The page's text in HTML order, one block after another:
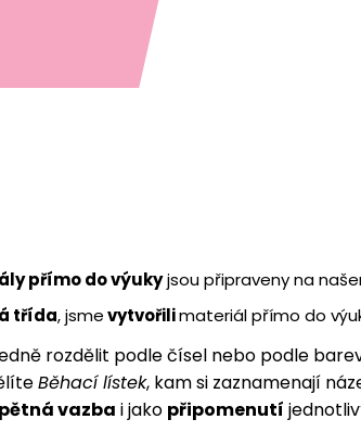
přímo do výukyjsou připraveny na
třída, jsmevytvořilimateriál přímo do
rozdělit podle čísel nebo podle
Běhací lístek, kam si zaznamenají
vazba i jako připomenutí